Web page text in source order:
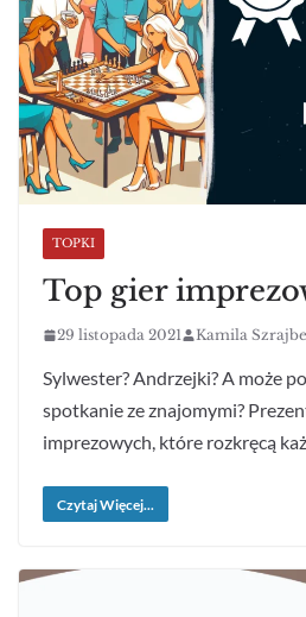
TOPKI
Top gier
29 listopada 2021 Kamila
Sylwester? Andrzejki? A może
spotkanie ze znajomymi?
imprezowych, które rozkręcą
Czytaj Więcej...